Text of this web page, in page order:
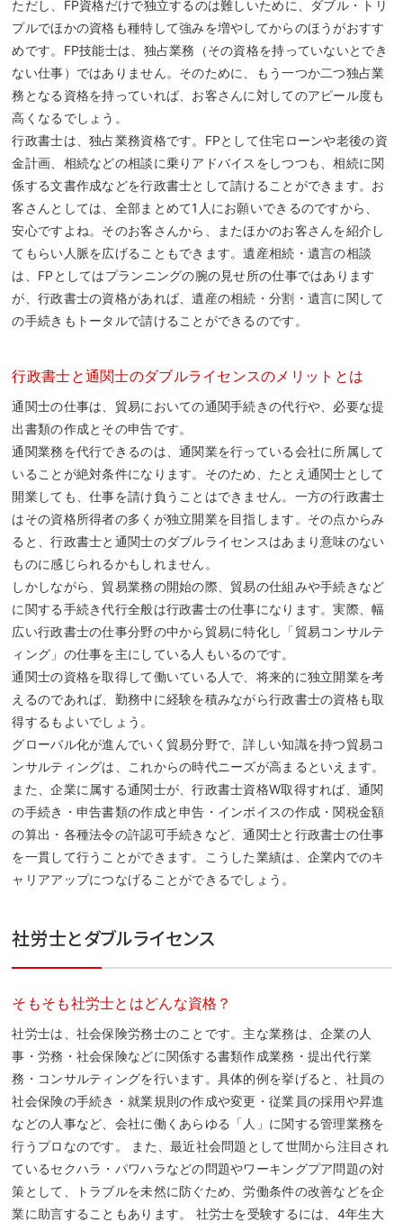
ただし、FP資格だけで独立するのは難しいために、ダブル・トリ
プルでほかの資格も種特して強みを増やしてからのほうがおすす
めです。FP技能士は、独占業務（その資格を持っていないとでき
ない仕事）ではありません。そのために、もう一つか二つ独占業
務となる資格を持っていれば、お客さんに対してのアピール度も
高くなるでしょう。
行政書士は、独占業務資格です。FPとして住宅ローンや老後の資
金計画、相続などの相談に乗りアドバイスをしつつも、相続に関
係する文書作成などを行政書士として請けることができます。お
客さんとしては、全部まとめて1人にお願いできるのですから、
安心ですよね。そのお客さんから、またほかのお客さんを紹介し
てもらい人脈を広げることもできます。遺産相続・遺言の相談
は、FPとしてはプランニングの腕の見せ所の仕事ではあります
が、行政書士の資格があれば、遺産の相続・分割・遺言に関して
の手続きもトータルで請けることができるのです。
行政書士と通関士のダブルライセンスのメリットとは
通関士の仕事は、貿易においての通関手続きの代行や、必要な提
出書類の作成とその申告です。
通関業務を代行できるのは、通関業を行っている会社に所属して
いることが絶対条件になります。そのため、たとえ通関士として
開業しても、仕事を請け負うことはできません。一方の行政書士
はその資格所得者の多くが独立開業を目指します。その点からみ
ると、行政書士と通関士のダブルライセンスはあまり意味のない
ものに感じられるかもしれません。
しかしながら、貿易業務の開始の際、貿易の仕組みや手続きなど
に関する手続き代行全般は行政書士の仕事になります。実際、幅
広い行政書士の仕事分野の中から貿易に特化し「貿易コンサルテ
ィング」の仕事を主にしている人もいるのです。
通関士の資格を取得して働いている人で、将来的に独立開業を考
えるのであれば、勤務中に経験を積みながら行政書士の資格も取
得するもよいでしょう。
グローバル化が進んでいく貿易分野で、詳しい知識を持つ貿易コ
ンサルティングは、これからの時代ニーズが高まるといえます。
また、企業に属する通関士が、行政書士資格W取得すれば、通関
の手続き・申告書類の作成と申告・インボイスの作成・関税金額
の算出・各種法令の許認可手続きなど、通関士と行政書士の仕事
を一貫して行うことができます。こうした業績は、企業内でのキ
ャリアアップにつなげることができるでしょう。
社労士とダブルライセンス
そもそも社労士とはどんな資格？
社労士は、社会保険労務士のことです。主な業務は、企業の人
事・労務・社会保険などに関係する書類作成業務・提出代行業
務・コンサルティングを行います。具体的例を挙げると、社員の
社会保険の手続き・就業規則の作成や変更・従業員の採用や昇進
などの人事など、会社に働くあらゆる「人」に関する管理業務を
行うプロなのです。 また、最近社会問題として世間から注目され
ているセクハラ・パワハラなどの問題やワーキングプア問題の対
策として、トラブルを未然に防ぐため、労働条件の改善などを企
業に助言することもあります。 社労士を受験するには、4年生大